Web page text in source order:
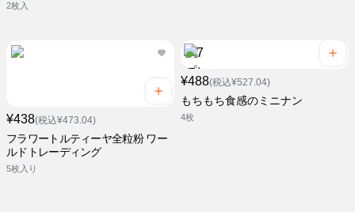
2枚入
¥438(税込¥473.04)
フラワートルティーヤ全粒粉 ワー
ルドトレーディング
5枚入り
¥488(税込¥527.04)
もちもち食感のミニナン
4枚